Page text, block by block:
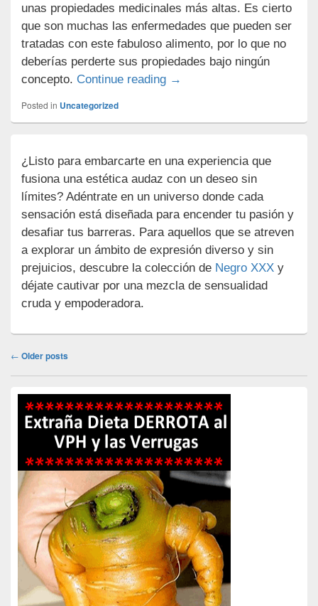
unas propiedades medicinales más altas. Es cierto
que son muchas las enfermedades que pueden ser
tratadas con este fabuloso alimento, por lo que no
deberías perderte sus propiedades bajo ningún
concepto. Continue reading ¿Sirve el Plátano para las
→
Posted in Uncategorized
¿Listo para embarcarte en una experiencia que
fusiona una estética audaz con un deseo sin
límites? Adéntrate en un universo donde cada
sensación está diseñada para encender tu pasión y
desafiar tus barreras. Para aquellos que se atreven
a explorar un ámbito de expresión diverso y sin
prejuicios, descubre la colección de Negro XXX y
déjate cautivar por una mezcla de sensualidad
cruda y empoderadora.
Post
← Older posts
Primary
Sidebar
Widget
Area